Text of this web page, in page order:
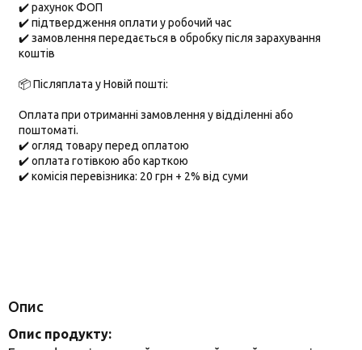
✔️ рахунок ФОП
✔️ підтвердження оплати у робочий час
✔️ замовлення передається в обробку після зарахування
коштів
📦 Післяплата у Новій пошті:
Оплата при отриманні замовлення у відділенні або
поштоматі.
✔️ огляд товару перед оплатою
✔️ оплата готівкою або карткою
✔️ комісія перевізника: 20 грн + 2% від суми
Опис
Опис продукту: